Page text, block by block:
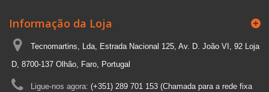
Informação da Loja
Tecnomartins, Lda, Estrada Nacional 125, Av. D. João VI, 92 Loja
D, 8700-137 Olhão, Faro, Portugal
Ligue-nos agora: (+351) 289 701 153 (Chamada para a rede fixa